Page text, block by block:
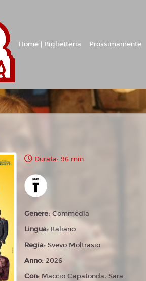
Home | Biglietteria Prossimamente
Durata: 96 min
Genere:Commedia
Lingua: Italiano
Regia:Svevo Moltrasio
Anno:2026
Con: Maccio Capatonda, Sara